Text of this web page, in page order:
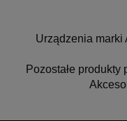
Urządzenia marki
Pozostałe